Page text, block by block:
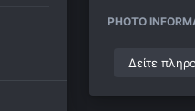
PHOTO
Δείτε